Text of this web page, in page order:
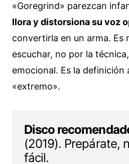
«Goregrind» parezcan
llora y distorsiona su voz
convertirla en un arma. Es
escuchar, no por la
emocional. Es la definición
«extremo».
Disco
(2019). Prepárate,
fácil.